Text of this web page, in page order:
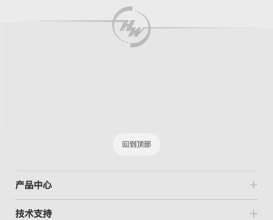
回到顶部
产品中心
技术支持